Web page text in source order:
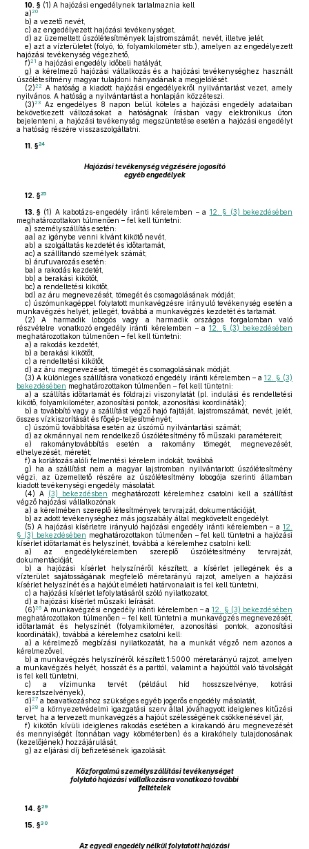
10. § (1) A hajózási engedélynek tartalmaznia kell
a)20
b) a vezető nevét,
c) az engedélyezett hajózási tevékenységet,
d) az üzemeltett úszólétesítmények lajstromszámát, nevét, illetve jelét,
e) azt a vízterületet (folyó, tó, folyamkilométer stb.), amelyen az engedélyezett
hajózási tevékenység végezhető,
f)21 a hajózási engedély időbeli hatályát,
g) a kérelmező hajózási vállalkozás és a hajózási tevékenységhez használt
úszólétesítmény magyar tulajdoni hányadának a megjelölését.
(2)22
A hatóság a kiadott hajózási engedélyekről nyilvántartást vezet, amely
nyilvános. A hatóság a nyilvántartást a honlapján közzéteszi.
(3)23
Az engedélyes 8 napon belül köteles a hajózási engedély adataiban
bekövetkezett változásokat a hatóságnak írásban vagy elektronikus úton
bejelenteni, a hajózási tevékenység megszüntetése esetén a hajózási engedélyt
a hatóság részére visszaszolgáltatni.
11. §24
Hajózási tevékenység végzésére jogosító
egyéb engedélyek
12. §25
13. § (1) A kabotázs-engedély iránti kérelemben – a 12. § (3) bekezdésében
meghatározottakon túlmenően – fel kell tüntetni:
a) személyszállítás esetén:
aa) az igénybe venni kívánt kikötő nevét,
ab) a szolgáltatás kezdetét és időtartamát,
ac) a szállítandó személyek számát;
b) árufuvarozás esetén:
ba) a rakodás kezdetét,
bb) a berakási kikötőt,
bc) a rendeltetési kikötőt,
bd) az áru megnevezését, tömegét és csomagolásának módját;
c) úszómunkagéppel folytatott munkavégzésre irányuló tevékenység esetén a
munkavégzés helyét, jellegét, továbbá a munkavégzés kezdetét és tartamát.
(2) A harmadik lobogós vagy a harmadik országos forgalomban való
részvételre vonatkozó engedély iránti kérelemben – a 12. § (3) bekezdésében
meghatározottakon túlmenően – fel kell tüntetni:
a) a rakodás kezdetét,
b) a berakási kikötőt,
c) a rendeltetési kikötőt,
d) az áru megnevezését, tömegét és csomagolásának módját.
(3) A különleges szállításra vonatkozó engedély iránti kérelemben – a 12. § (3)
bekezdésében meghatározottakon túlmenően – fel kell tüntetni:
a) a szállítás időtartamát és földrajzi viszonylatát (pl. indulási és rendeltetési
kikötő, folyamkilométer, azonosítási pontok, azonosítási koordináták);
b) a továbbító vagy a szállítást végző hajó fajtáját, lajstromszámát, nevét, jelét,
összes vízkiszorítását és főgép-teljesítményét;
c) úszómű továbbítása esetén az úszómű nyilvántartási számát;
d) az okmánnyal nem rendelkező úszólétesítmény fő műszaki paramétereit;
e) rakománytovábbítás esetén a rakomány tömegét, megnevezését,
elhelyezését, méretét;
f) a korlátozás alóli felmentési kérelem indokát, továbbá
g) ha a szállítást nem a magyar lajstromban nyilvántartott úszólétesítmény
végzi, az üzemeltető részére az úszólétesítmény lobogója szerinti államban
kiadott tevékenységi engedély másolatát.
(4) A (3) bekezdésben meghatározott kérelemhez csatolni kell a szállítást
végző hajózási vállalkozónak
a) a kérelmében szereplő létesítmények tervrajzát, dokumentációját,
b) az adott tevékenységhez más jogszabály által megkövetelt engedélyt.
(5) A hajózási kísérletre irányuló hajózási engedély iránti kérelemben – a 12.
§ (3) bekezdésében meghatározottakon túlmenően – fel kell tüntetni a hajózási
kísérlet időtartamát és helyszínét, továbbá a kérelemhez csatolni kell:
a) az engedélykérelemben szereplő úszólétesítmény tervrajzát,
dokumentációját,
b) a hajózási kísérlet helyszínéről készített, a kísérlet jellegének és a
vízterület sajátosságának megfelelő méretarányú rajzot, amelyen a hajózási
kísérlet helyszínét és a hajóút elméleti határvonalait is fel kell tüntetni,
c) a hajózási kísérlet lefolytatásáról szóló nyilatkozatot,
d) a hajózási kísérlet műszaki leírását.
(6)26 A munkavégzési engedély iránti kérelemben – a12. § (3) bekezdésében
meghatározottakon túlmenően – fel kell tüntetni a munkavégzés megnevezését,
időtartamát és helyszínét (folyamkilométer, azonosítási pontok, azonosítási
koordináták), továbbá a kérelemhez csatolni kell:
a) a kérelmező megbízási nyilatkozatát, ha a munkát végző nem azonos a
kérelmezővel,
b) a munkavégzés helyszínéről készített 1:5000 méretarányú rajzot, amelyen
a munkavégzés helyét, hosszát és a parttól, valamint a hajóúttól való távolságát
is fel kell tüntetni,
c) a vízimunka tervét (például híd hosszszelvénye, kotrási
keresztszelvények),
d)27 a beavatkozáshoz szükséges egyéb jogerős engedély másolatát,
e)28 a környezetvédelmi igazgatási szerv által jóváhagyott ideiglenes kitűzési
tervet, ha a tervezett munkavégzés a hajóút szélességének csökkenésével jár,
f) kikötőn kívüli ideiglenes rakodás esetében a kirakandó áru megnevezését
és mennyiségét (tonnában vagy köbméterben) és a kirakóhely tulajdonosának
(kezelőjének) hozzájárulását,
g) az eljárási díj befizetésének igazolását.
Közforgalmú személyszállítási tevékenységet
folytató hajózási vállalkozásra vonatkozó további
feltételek
14. §29
15. §30
Az egyedi engedély nélkül folytatott hajózási